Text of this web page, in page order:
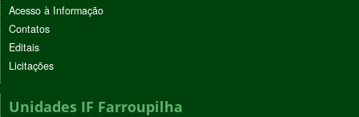
Acesso à Informação
Contatos
Editais
Licitações
Unidades IF Farroupilha